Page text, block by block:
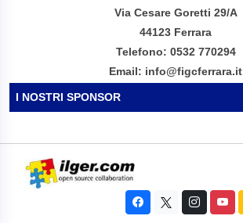
Via Cesare Goretti 29/A
44123 Ferrara
Telefono: 0532 770294
Email: info@figcferrara.it
I NOSTRI SPONSOR